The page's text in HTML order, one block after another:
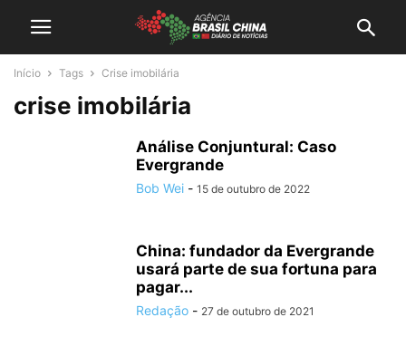
Início Tags Crise imobilária
crise imobilária
Análise Conjuntural: Caso
Evergrande
Bob Wei - 15 de outubro de 2022
China: fundador da Evergrande
usará parte de sua fortuna para
pagar...
Redação - 27 de outubro de 2021